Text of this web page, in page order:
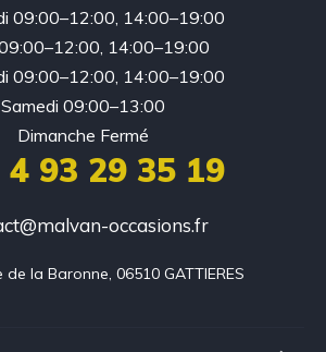
09:00–12:00, 14:00–19:00
09:00–12:00, 14:00–19:00
09:00–12:00, 14:00–19:00
Samedi 09:00–13:00
Dimanche Fermé
4 93 29 35 19
occasions.fr
de la Baronne, 06510 GATTIERES